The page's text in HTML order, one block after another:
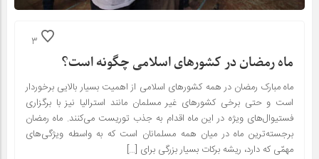
3
ماه رمضان در کشورهای اسلامی چگونه است؟
ماه مبارک رمضان در همه کشورهای اسلامی از اهمیت بسیار بالایی برخوردار
است و حتی برخی کشورهای غیر مسلمان مانند استرالیا نیز با برگزاری
فستیوال‌های ویژه در این ماه اقدام به جذب توریست می‌‌کنند. ماه رمضان
برجسته‌ترین ماه در میان همه مسلمانان است که به واسطه ویژگى‌هاى
مهمّى که دارد، ریشه برکات بسیار بزرگی برای […]